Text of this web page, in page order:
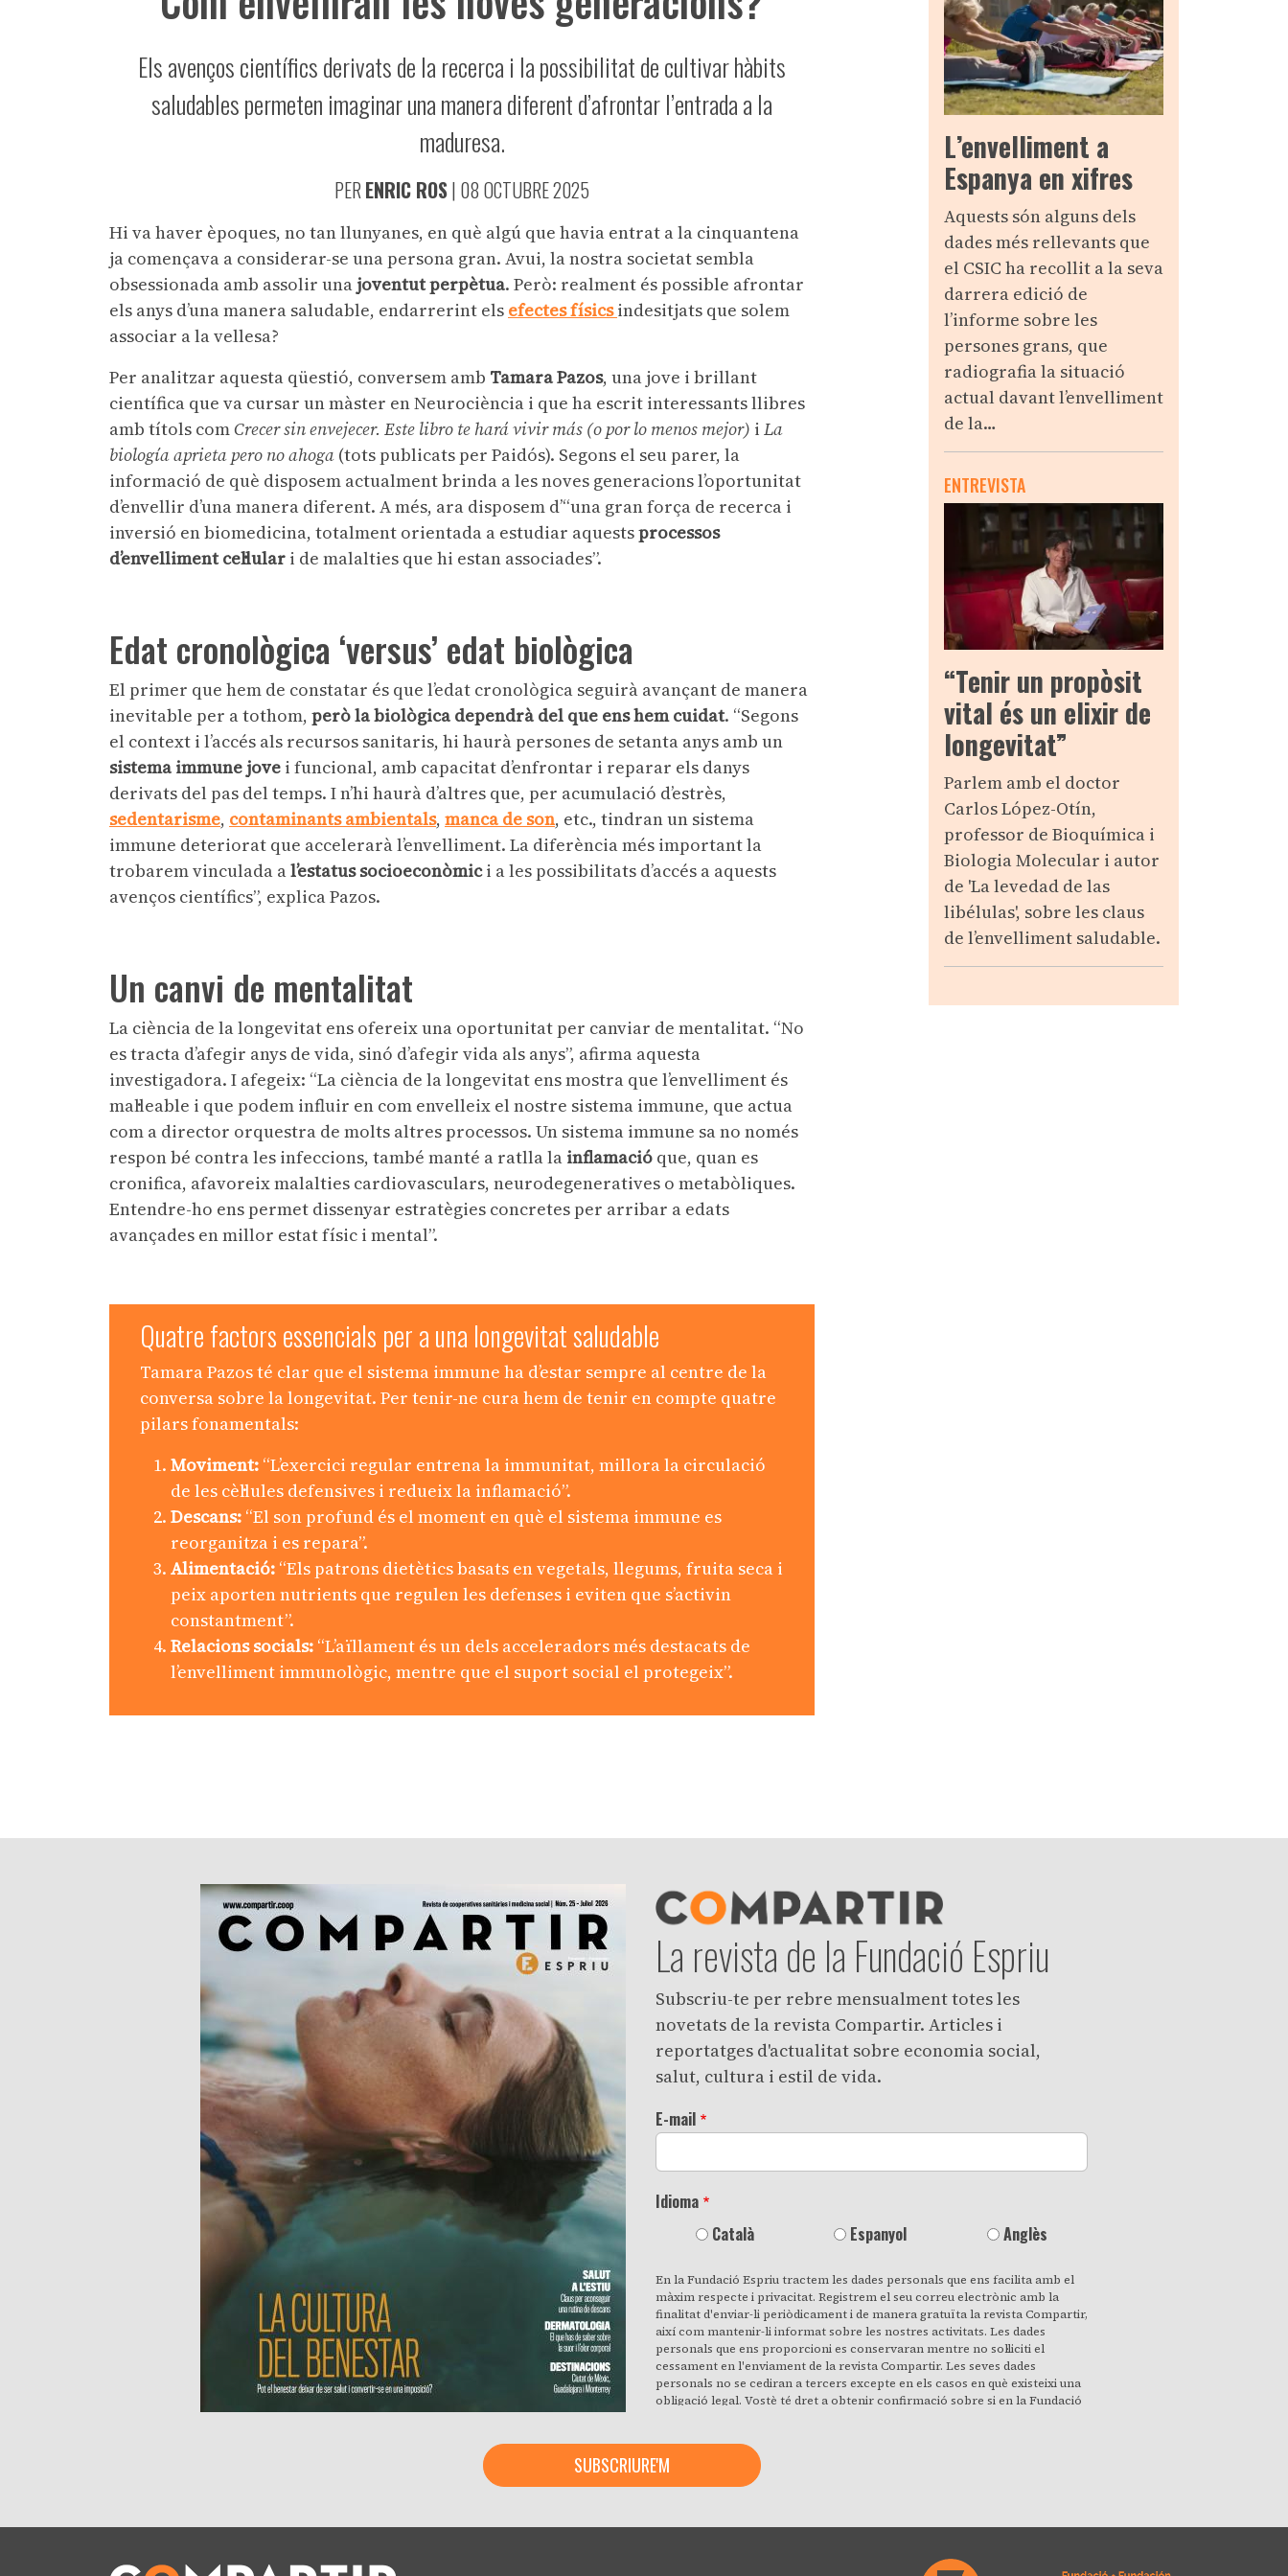
Els avenços científics derivats de la recerca i la possibilitat de cultivar hàbits
saludables permeten imaginar una manera diferent d’afrontar l’entrada a la
maduresa.
PER ENRIC ROS| 08 OCTUBRE 2025
Hi va haver èpoques, no tan llunyanes, en què algú que havia entrat a la cinquantena
ja començava a considerar-se una persona gran. Avui, la nostra societat sembla
obsessionada amb assolir una joventut perpètua. Però: realment és possible afrontar
els anys d’una manera saludable, endarrerint els efectes físicsindesitjats que solem
associar a la vellesa?
Per analitzar aquesta qüestió, conversem amb Tamara Pazos, una jove i brillant
científica que va cursar un màster en Neurociència i que ha escrit interessants llibres
amb títols comCrecer sin envejecer. Este libro te hará vivir más (o por lo menos mejor) i La
biología aprieta pero no ahoga (tots publicats per Paidós). Segons el seu parer, la
informació de què disposem actualment brinda a les noves generacions l’oportunitat
d’envellir d’una manera diferent. A més, ara disposem d’“una gran força de recerca i
inversió en biomedicina, totalment orientada a estudiar aquestsprocessos
d’envelliment cel·lular i de malalties que hi estan associades”.
Edat cronològica ‘versus’ edat biològica
El primer que hem de constatar és que l’edat cronològica seguirà avançant de manera
inevitable per a tothom, però la biològica dependrà del que ens hem cuidat. “Segons
el context i l’accés als recursos sanitaris, hi haurà persones de setanta anys amb un
sistema immune jove i funcional, amb capacitat d’enfrontar i reparar els danys
derivats del pas del temps. I n’hi haurà d’altres que, per acumulació d’estrès,
sedentarisme, contaminants ambientals, manca de son, etc., tindran un sistema
immune deteriorat que accelerarà l’envelliment. La diferència més important la
trobarem vinculada al’estatus socioeconòmici a les possibilitats d’accés a aquests
avenços científics”, explica Pazos.
Un canvi de mentalitat
La ciència de la longevitat ens ofereix una oportunitat per canviar de mentalitat. “No
es tracta d’afegir anys de vida, sinó d’afegir vida als anys”, afirma aquesta
investigadora. I afegeix: “La ciència de la longevitat ens mostra que l’envelliment és
mal·leable i que podem influir en com envelleix el nostre sistema immune, que actua
com a director orquestra de molts altres processos. Un sistema immune sa no només
respon bé contra les infeccions, també manté a ratlla la inflamació que, quan es
cronifica, afavoreix malalties cardiovasculars, neurodegeneratives o metabòliques.
Entendre-ho ens permet dissenyar estratègies concretes per arribar a edats
avançades en millor estat físic i mental”.
Quatre factors essencials per a una longevitat saludable
Tamara Pazos té clar que el sistema immune ha d’estar sempre al centre de la
conversa sobre la longevitat. Per tenir-ne cura hem de tenir en compte quatre
pilars fonamentals:
Moviment: “L’exercici regular entrena la immunitat, millora la circulació
de les cèl·lules defensives i redueix la inflamació”.
Descans: “El son profund és el moment en què el sistema immune es
reorganitza i es repara”.
Alimentació: “Els patrons dietètics basats en vegetals, llegums, fruita seca i
peix aporten nutrients que regulen les defenses i eviten que s’activin
constantment”.
Relacions socials: “L’aïllament és un dels acceleradors més destacats de
l’envelliment immunològic, mentre que el suport social el protegeix”.
L’envelliment a
Espanya en xifres
Aquests són alguns dels
dades més rellevants que
el CSIC ha recollit a la seva
darrera edició de
l’informe sobre les
persones grans, que
radiografia la situació
actual davant l’envelliment
de la…
ENTREVISTA
“Tenir un propòsit
vital és un elixir de
longevitat”
Parlem amb el doctor
Carlos López-Otín,
professor de Bioquímica i
Biologia Molecular i autor
de 'La levedad de las
libélulas', sobre les claus
de l’envelliment saludable.
La revista de la Fundació Espriu
Subscriu-te per rebre mensualment totes les
novetats de la revista Compartir. Articles i
reportatges d'actualitat sobre economia social,
salut, cultura i estil de vida.
E-mail
Idioma
Català
Espanyol Anglès
En la Fundació Espriu tractem les dades personals que ens facilita amb el
màxim respecte i privacitat. Registrem el seu correu electrònic amb la
finalitat d'enviar-li periòdicament i de manera gratuïta la revista Compartir,
així com mantenir-li informat sobre les nostres activitats. Les dades
personals que ens proporcioni es conservaran mentre no sol·liciti el
cessament en l'enviament de la revista Compartir. Les seves dades
personals no se cediran a tercers excepte en els casos en què existeixi una
obligació legal. Vostè té dret a obtenir confirmació sobre si en la Fundació
les seves dades personals, rectificar els que siguin inexactes o sol·licitar la
seva supressió quan aquests ja no siguin necessaris per als fins que van ser
recollits. En fer clic accepta expressament que puguem processar la seva
se en contacte amb nosaltres en el correu electrònic